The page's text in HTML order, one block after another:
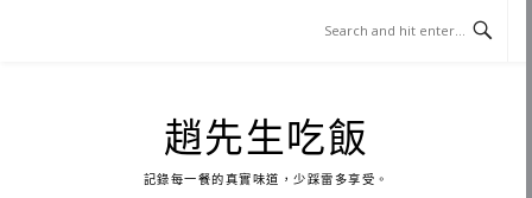
趙先生吃飯
記錄每一餐的真實味道，少踩雷多享受。